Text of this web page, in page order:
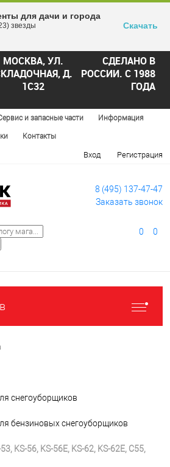
МОСКВА, УЛ.
Д.
1С32
СДЕЛАНО В
РОССИИ. С 1988
ГОДА
и запасные части Информация
Контакты
Вход Регистрация
8 (495) 137-47-47
Заказать звонок
0 0
снегоуборщиков
бензиновых снегоуборщиков
KS-56, KS-56E, KS-62, KS-62E, C55,
для дачи и города
звезды
Скачать